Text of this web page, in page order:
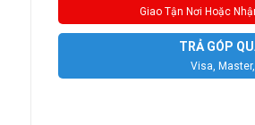
Giao Tận Nơi Hoặc
TRẢ GÓP
Visa,